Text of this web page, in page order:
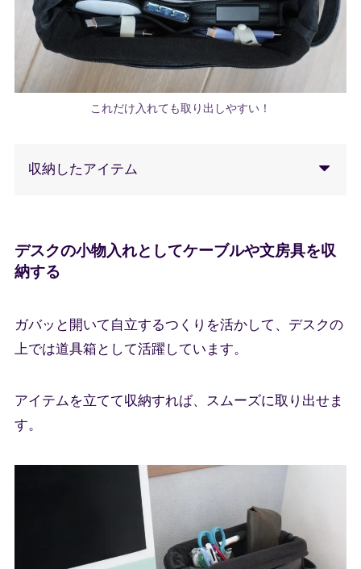
これだけ入れても取り出しやすい！
収納したアイテム
デスクの小物入れとしてケーブルや文房具を収
納する
ガバッと開いて自立するつくりを活かして、デスクの
上では道具箱として活躍しています。
アイテムを立てて収納すれば、スムーズに取り出せま
す。